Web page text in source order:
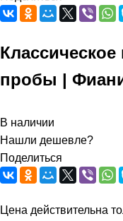
пробы |
В наличии
Нашли дешевле?
Поделиться
Цена действительна